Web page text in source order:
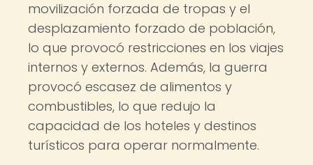
movilización forzada de tropas y el
desplazamiento forzado de población,
lo que provocó restricciones en los viajes
internos y externos. Además, la guerra
provocó escasez de alimentos y
combustibles, lo que redujo la
capacidad de los hoteles y destinos
turísticos para operar normalmente.